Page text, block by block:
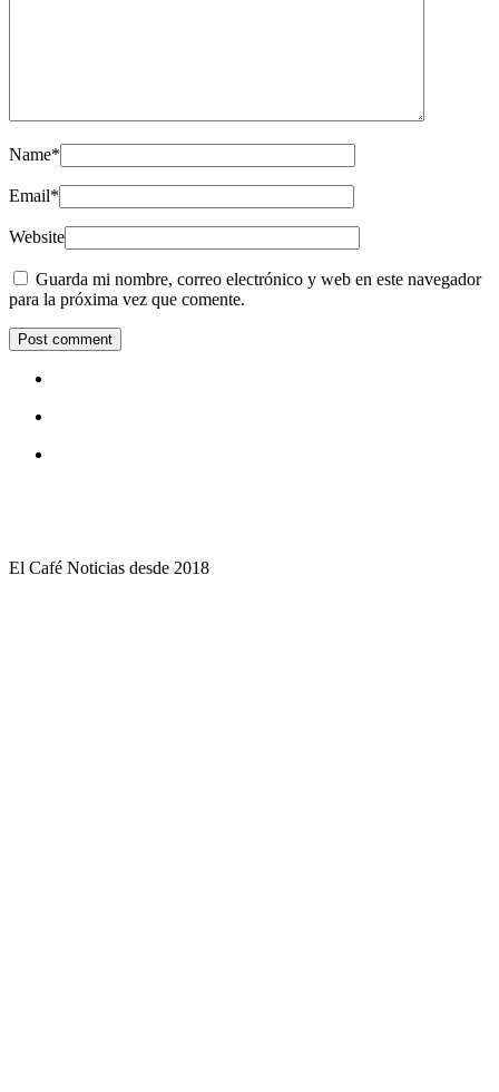
Name*
Email*
Website
Guarda mi nombre, correo electrónico y web en este navegador
para la próxima vez que comente.
El Café Noticias desde 2018